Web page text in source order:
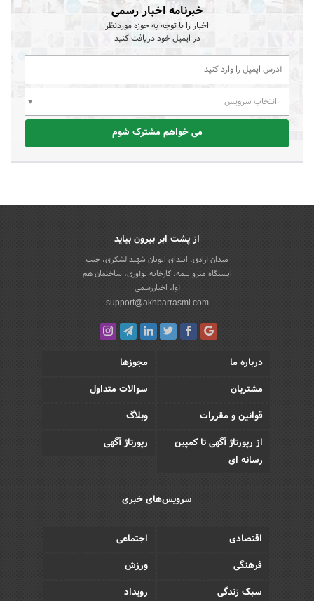
خبرنامه اخبار رسمی
اخبار را با توجه به حوزه موردنظر
در ایمیل خود دریافت کنید
انتخاب سرویس
می خواهم مشترک شوم
از پشت ابر بیرون بیاید
میدان آزادی، ابتدای اتوبان شهید لشکری، جنب
ایستگاه مترو بیمه، کارخانه نوآوری، ساختمان هم
آوا، اخباررسمی
support@akhbarrasmi.com
درباره ما
مجوزها
مشتریان
سوالات متداول
قوانین و مقررات
وبلاگ
از رپورتاژ آگهی تا کمپین
رسانه ای
رپورتاژ آگهی
سرویس‌های خبری
اقتصادی
اجتماعی
فرهنگی
ورزش
سبک زندگی
رویداد